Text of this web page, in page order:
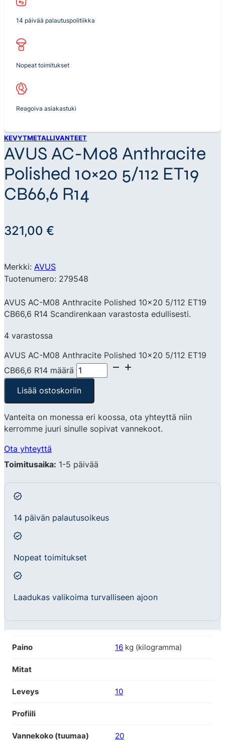
14 päivää palautuspolitiikka
Nopeat toimitukset
Reagoiva asiakastuki
KEVYTMETALLIVANTEET
AVUS AC-M08 Anthracite
Polished 10×20 5/112 ET19
CB66,6 R14
321,00 €
Merkki: AVUS
Tuotenumero: 279548
AVUS AC-M08 Anthracite Polished 10×20 5/112 ET19
CB66,6 R14 Scandirenkaan varastosta edullisesti.
4 varastossa
AVUS AC-M08 Anthracite Polished 10x20 5/112 ET19
CB66,6 R14 määrä
Lisää ostoskoriin
Vanteita on monessa eri koossa, ota yhteyttä niin
kerromme juuri sinulle sopivat vannekoot.
Ota yhteyttä
Toimitusaika: 1-5 päivää
14 päivän palautusoikeus
Nopeat toimitukset
Laadukas valikoima turvalliseen ajoon
Paino 16 kg (kilogramma)
Mitat
Leveys 10
Profiili
Vannekoko (tuumaa) 20